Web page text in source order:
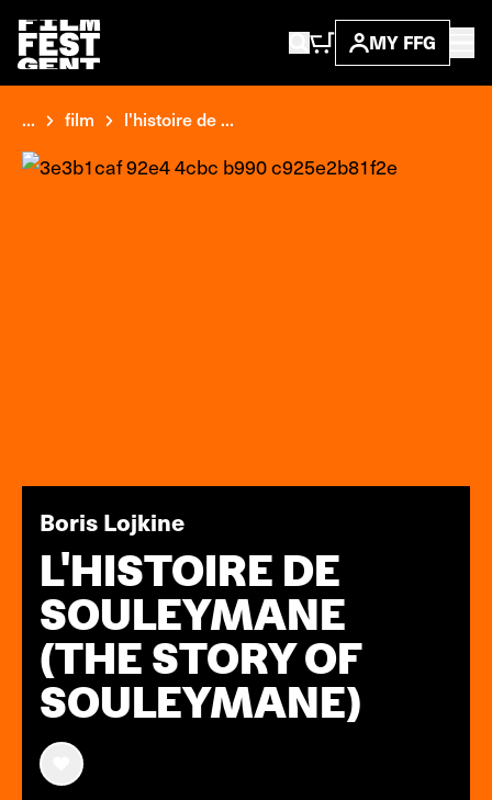
MY FFG
... film l'histoire de ...
Boris Lojkine
L'HISTOIRE DE
SOULEYMANE
(THE STORY OF
SOULEYMANE)